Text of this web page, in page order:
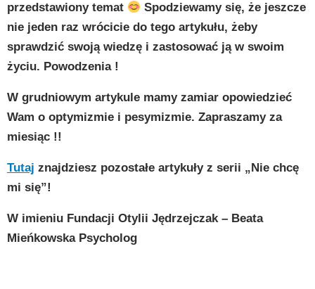
przedstawiony temat
Spodziewamy się, że jeszcze
nie jeden raz wrócicie do tego artykułu, żeby
sprawdzić swoją wiedzę i zastosować ją w swoim
życiu. Powodzenia !
W grudniowym artykule mamy zamiar opowiedzieć
Wam o optymizmie i pesymizmie. Zapraszamy za
miesiąc !!
Tutaj znajdziesz pozostałe artykuły z serii „Nie chcę
mi się”!
W imieniu Fundacji Otylii Jędrzejczak – Beata
Mieńkowska Psycholog